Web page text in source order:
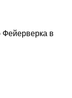
Фейерверка в